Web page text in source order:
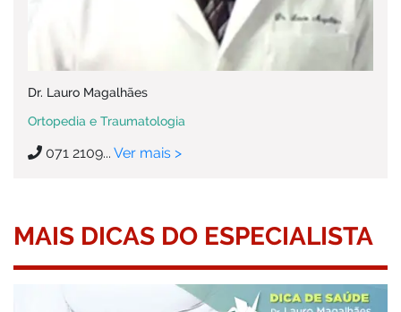
Dr. Lauro Magalhães
Ortopedia e Traumatologia
071 2109... Ver mais >
MAIS DICAS DO ESPECIALISTA